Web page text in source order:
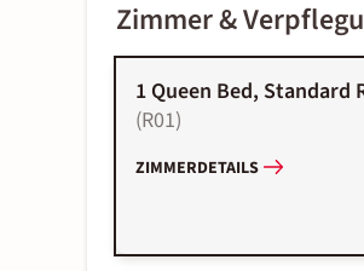
Zimmer &
1 Queen Bed, Standard
(R01)
ZIMMERDETAILS